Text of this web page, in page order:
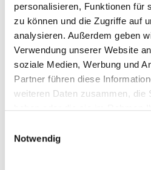
personalisieren, Funktionen für
zu können und die Zugriffe auf
analysieren. Außerdem geben
Verwendung unserer Website
soziale Medien, Werbung und
Partner führen diese
weiteren Daten zusammen, die
haben oder die sie im Rahmen
Notwendig
VOLVO V70 I Kombi
(P80_) 2.4
VOLVO V70 I Kombi
(P80_) 2.4 Bifuel
VOLVO V70 I Kombi
(P80_) 2.4 Turbo
VOLVO V70 I Kombi
VOLVO V70 I Kombi